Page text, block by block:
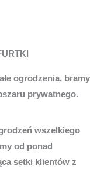
ogrodzenia, bramy
prywatnego.
wszelkiego
od ponad
setki klientów z